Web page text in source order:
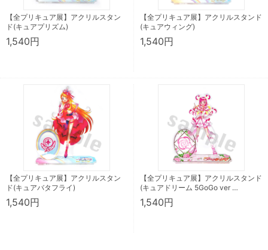
【全プリキュア展】アクリルスタン
ド(キュアプリズム)
1,540円
【全プリキュア展】アクリルスタンド
(キュアウィング)
1,540円
【全プリキュア展】アクリルスタン
ド(キュアバタフライ)
1,540円
【全プリキュア展】アクリルスタンド
(キュアドリーム 5GoGo ver …
1,540円